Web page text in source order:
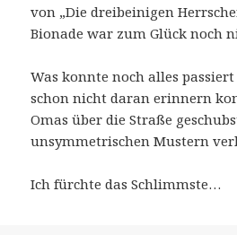
von „Die dreibeinigen
Bionade war zum Glück noch
Was konnte noch alles
schon nicht daran erinnern
Omas über die Straße
unsymmetrischen Mustern
Ich fürchte das Schlimmste…